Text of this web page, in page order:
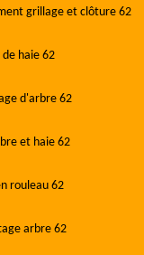
grillage et clôture 62
haie 62
d'arbre 62
et haie 62
rouleau 62
arbre 62